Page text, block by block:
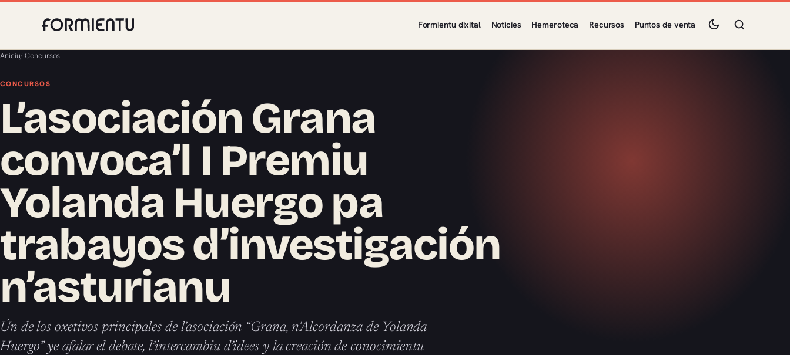
Formientu dixital Noticies Hemeroteca Recursos Puntos de venta
Aniciu/Concursos
CONCURSOS
L’asociación Grana
convoca’l I Premiu
Yolanda Huergo pa
trabayos d’investigación
n’asturianu
Ún de los oxetivos principales de l’asociación “Grana, n’Alcordanza de Yolanda
Huergo” ye afalar el debate, l’intercambiu d’idees y la creación de conocimientu